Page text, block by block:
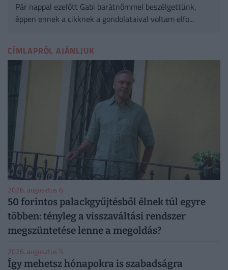
Pár nappal ezelőtt Gabi barátnőmmel beszélgettünk,
éppen ennek a cikknek a gondolataival voltam elfo...
CÍMLAPRÓL AJÁNLJUK
2026. augusztus 6.
50 forintos palackgyűjtésből élnek túl egyre
többen: tényleg a visszaváltási rendszer
megszüntetése lenne a megoldás?
2026. augusztus 5.
Így mehetsz hónapokra is szabadságra